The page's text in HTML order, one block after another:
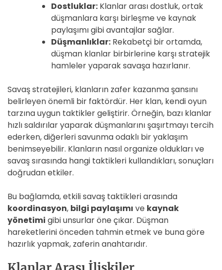
Dostluklar: Klanlar arası dostluk, ortak
düşmanlara karşı birleşme ve kaynak
paylaşımı gibi avantajlar sağlar.
Düşmanlıklar: Rekabetçi bir ortamda,
düşman klanlar birbirlerine karşı stratejik
hamleler yaparak savaşa hazırlanır.
Savaş stratejileri, klanların zafer kazanma şansını
belirleyen önemli bir faktördür. Her klan, kendi oyun
tarzına uygun taktikler geliştirir. Örneğin, bazı klanlar
hızlı saldırılar yaparak düşmanlarını şaşırtmayı tercih
ederken, diğerleri savunma odaklı bir yaklaşım
benimseyebilir. Klanların nasıl organize oldukları ve
savaş sırasında hangi taktikleri kullandıkları, sonuçları
doğrudan etkiler.
Bu bağlamda, etkili savaş taktikleri arasında
koordinasyon, bilgi paylaşımı ve kaynak
yönetimi gibi unsurlar öne çıkar. Düşman
hareketlerini önceden tahmin etmek ve buna göre
hazırlık yapmak, zaferin anahtarıdır.